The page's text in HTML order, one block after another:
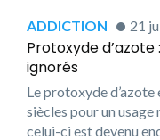
ADDICTION 21
Protoxyde
ignorés
Le protoxyde
siècles pour un usage
celui-ci est devenu